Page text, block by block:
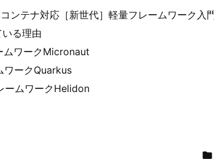
テナ対応［新世代］軽量フレームワーク入
る理由
ムワークMicronaut
ワークQuarkus
ームワークHelidon
